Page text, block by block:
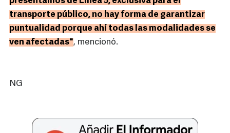
transporte público, no hay forma de garantizar
puntualidad porque ahí todas las modalidades se
ven afectadas", mencionó.
NG